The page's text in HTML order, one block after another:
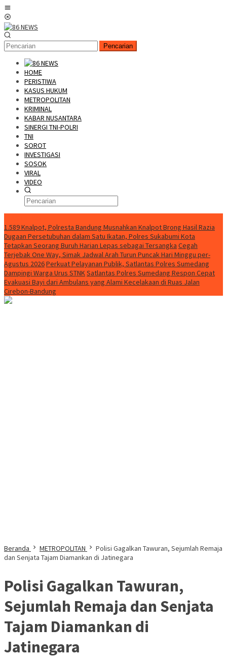
Loncat
ke
konten
Pencarian
HOME
PERISTIWA
KASUS HUKUM
METROPOLITAN
KRIMINAL
KABAR NUSANTARA
SINERGI TNI-POLRI
TNI
SOROT
INVESTIGASI
SOSOK
VIRAL
VIDEO
1.589 Knalpot, Polresta Bandung Musnahkan Knalpot Brong Hasil Razia
Dugaan Persetubuhan dalam Satu Ikatan, Polres Sukabumi Kota
Tetapkan Seorang Buruh Harian Lepas sebagai Tersangka Cegah
Terjebak One Way, Simak Jadwal Arah Turun Puncak Hari Minggu per-
Agustus 2026Perkuat Pelayanan Publik, Satlantas Polres Sumedang
Dampingi Warga Urus STNKSatlantas Polres Sumedang Respon Cepat
Evakuasi Bayi dari Ambulans yang Alami Kecelakaan di Ruas Jalan
Cirebon-Bandung
Beranda METROPOLITAN
Polisi Gagalkan Tawuran, Sejumlah Remaja
dan Senjata Tajam Diamankan di Jatinegara
Polisi Gagalkan Tawuran,
Sejumlah Remaja dan Senjata
Tajam Diamankan di
Jatinegara